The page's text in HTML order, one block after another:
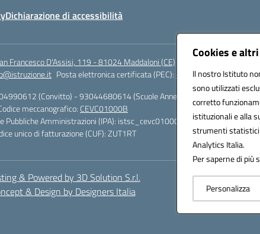
Cookies e
Il nostro Istituto
sono utilizzati
corretto
istituzionali e alla
strumenti statistici
Analytics Italia.
Per saperne di più
Personalizza
Dichiarazione di accessibilità
Francesco D'Assisi, 119 - 81024 Maddaloni (CE)
Posta elettronica certificata (PEC):
(Convitto) - 93044680614 (Scuole Annesse)
meccanografico: CEVC01000B
Pubbliche Amministrazioni (IPA): istsc_cevc01000b
unico di fatturazione (CUF): ZUT1RT
& Powered by 3D Solution S.r.l.
& Design by Designers Italia